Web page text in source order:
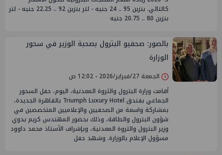
كالتالي. بنزين 95 .. 24 جنيه - لتر بنزين 92 .. 22.25 جنيه - لتر
بنزين 80 .. 20.75 جنيه
بالصور: صحفيو البترول بصحبة الوزير في سحور
الوزارة
الجمعة 27/فبراير/2026 - 12:02 ص
أقامت وزارة البترول والثروة المعدنية، اليوم، حفل السحور
الجماعي بفندق Triumph Luxury Hotel بالقاهرة الجديدة،
بمشاركة واسعة من الصحفيين والإعلاميين المتخصصين في
شؤون البترول والطاقة، وذلك بحضور المهندس كريم بدوي
وزير البترول والثروة المعدنية، وبإشراف الأستاذ محمد داوود
مسؤول الإعلام بالوزارة. وشهد حفل